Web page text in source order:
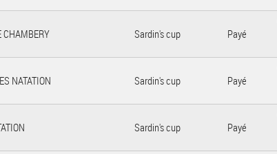
CHAMBERY Sardin's cup Payé
NATATION Sardin's cup Payé
Sardin's cup Payé